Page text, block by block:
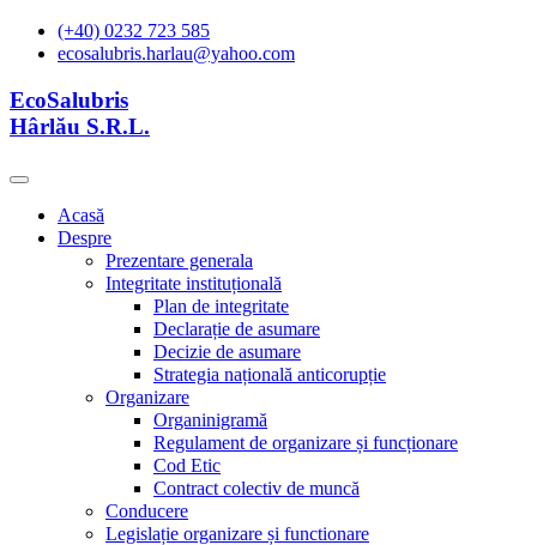
(+40) 0232 723 585
ecosalubris.harlau@yahoo.com
EcoSalubris
Hârlău S.R.L.
Acasă
Despre
Prezentare generala
Integritate instituțională
Plan de integritate
Declarație de asumare
Decizie de asumare
Strategia națională anticorupție
Organizare
Organinigramă
Regulament de organizare și funcționare
Cod Etic
Contract colectiv de muncă
Conducere
Legislație organizare și functionare